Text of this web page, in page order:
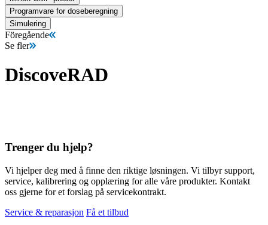
Programvare for doseberegning
Simulering
Föregående
Se fler
DiscoveRAD
Trenger du hjelp?
Vi hjelper deg med å finne den riktige løsningen. Vi tilbyr support,
service, kalibrering og opplæring for alle våre produkter. Kontakt
oss gjerne for et forslag på servicekontrakt.
Service & reparasjon Få et tilbud